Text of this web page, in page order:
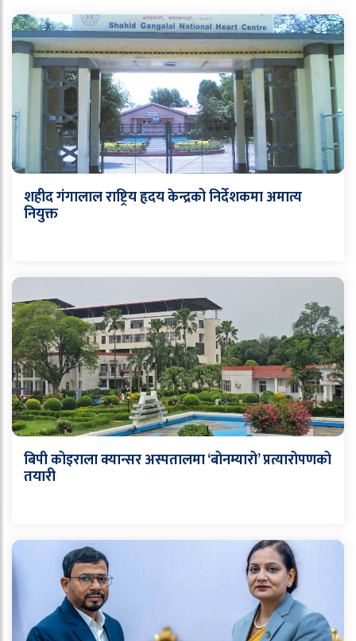
शहीद गंगालाल राष्ट्रिय हृदय केन्द्रको निर्देशकमा अमात्य
नियुक्त
बिपी कोइराला क्यान्सर अस्पतालमा ‘बोनम्यारो’ प्रत्यारोपणको
तयारी